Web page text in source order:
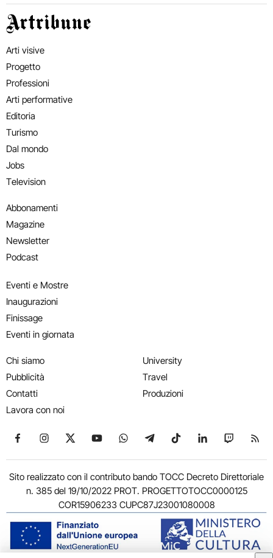
Artribune
Arti visive
Progetto
Professioni
Arti performative
Editoria
Turismo
Dal mondo
Jobs
Television
Abbonamenti
Magazine
Newsletter
Podcast
Eventi e Mostre
Inaugurazioni
Finissage
Eventi in giornata
Chi siamo
Pubblicità
Contatti
Lavora con noi
University
Travel
Produzioni
Seguici su Facebook
Seguici su Instagram
Seguici su X
Seguici su YouTube
Seguici su WhatsApp
Seguici su Telegram
Seguici su TikTok
Seguici su
Seguici
Sito realizzato con il contributo bando TOCC Decreto Direttoriale
n. 385 del 19/10/2022 PROT. PROGETTOTOCC0000125
COR15906233 CUPC87J23001080008